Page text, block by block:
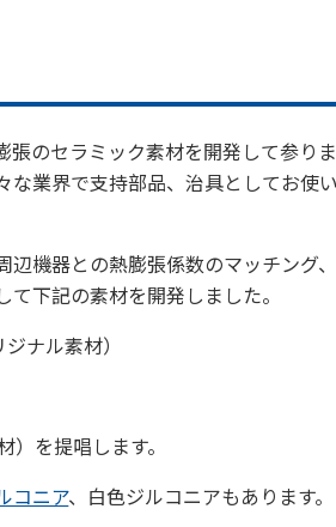
のセラミック素材を開発して参り
な業界で支持部品、治具としてお使い
機器との熱膨張係数のマッチング
下記の素材を開発しました。
ナル素材）
を提唱します。
コニア、白色ジルコニアもあります。